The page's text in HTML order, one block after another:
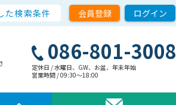
た検索条件 会員登録 ログイン
086-801-3008
定休日 / 水曜日、GW、お盆、年末年始
営業時間 / 09:30〜18:00